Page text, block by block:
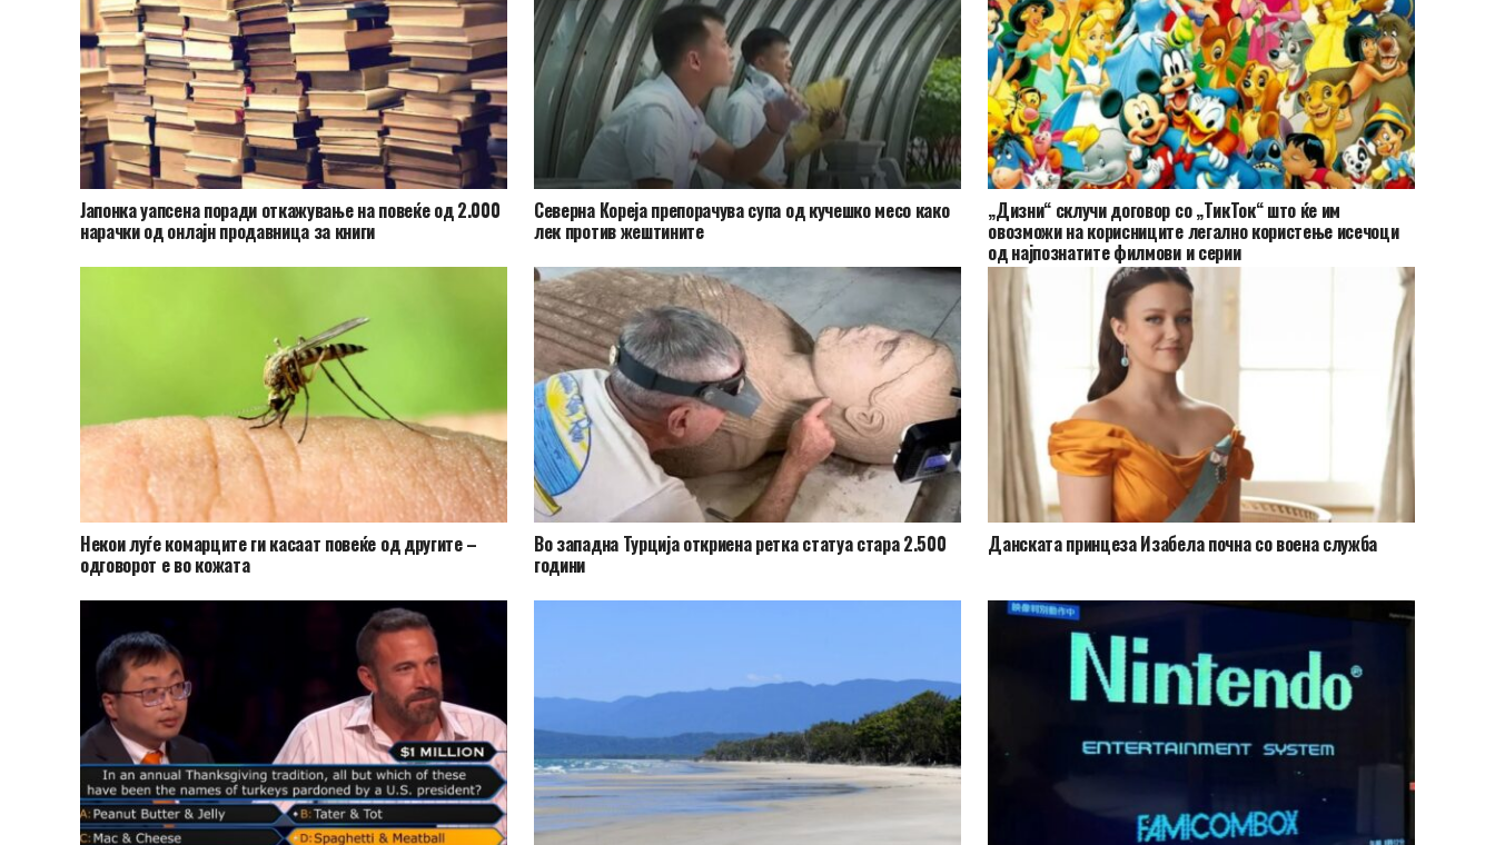
Јапонка уапсена поради откажување на повеќе од 2.000
нарачки од онлајн продавница за книги
Северна Кореја препорачува супа од кучешко месо како
лек против жештините
„Дизни“ склучи договор со „ТикТок“ што ќе им
овозможи на корисниците легално користење исечоци
од најпознатите филмови и серии
Hекои луѓе комарците ги касаат повеќе од другите –
одговорот е во кожата
Во западна Турција откриена ретка статуа стара 2.500
години
Данската принцеза Изабела почна со воена служба